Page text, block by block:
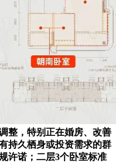
整，特别正在婚房、改善
持久栖身或投资需求的群
许诺；二层3个卧室标准